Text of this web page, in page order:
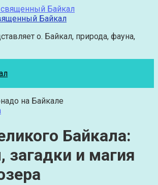
Байкал
о. Байкал, природа, фауна,
Байкала:
загадки и магия